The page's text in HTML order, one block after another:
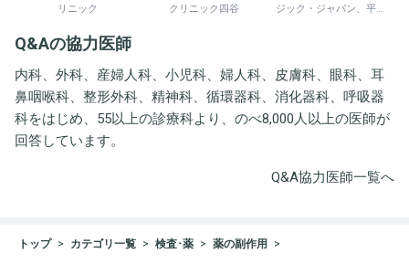
リニック
クリニック四谷
ジック・ジャパン、平野
Q&Aの協力医師
内科、外科、産婦人科、小児科、婦人科、皮膚科、眼科、耳
鼻咽喉科、整形外科、精神科、循環器科、消化器科、呼吸器
科をはじめ、55以上の診療科より、のべ8,000人以上の医師が
回答しています。
Q&A協力医師一覧へ
トップ カテゴリ一覧 検査･薬 薬の副作用